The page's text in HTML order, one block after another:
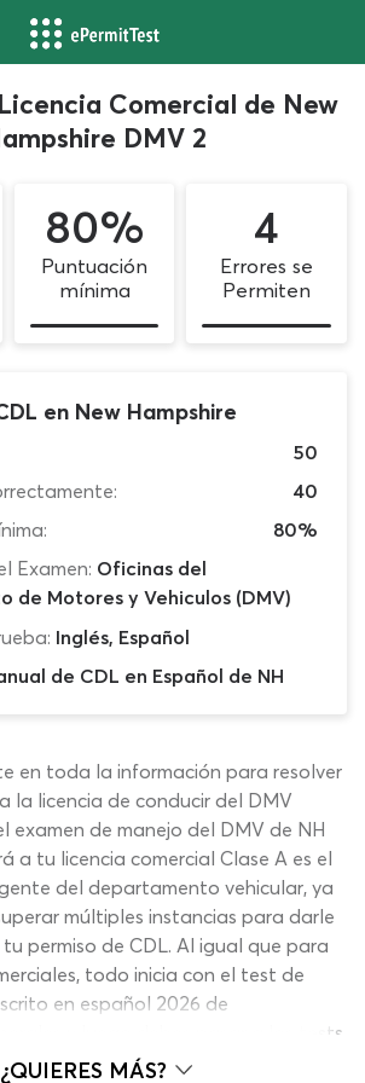
Comercial de New
DMV 2
80%
Puntuación
mínima
4
Errores se
Permiten
en New Hampshire
50
40
80%
Examen: Oficinas del
de Motores y Vehiculos (DMV)
Inglés, Español
de CDL en Español de NH
en toda la información para resolver
la licencia de conducir del DMV
examen de manejo del DMV de NH
a tu licencia comercial Clase A es el
del departamento vehicular, ya
múltiples instancias para darle
permiso de CDL. Al igual que para
todo inicia con el test de
en español 2026 de
y luego debes pasar a los tests
el de frenos de aires y el de
¿QUIERES MÁS?